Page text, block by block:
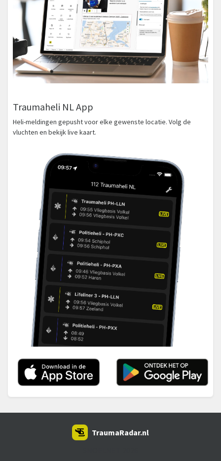
Traumaheli NL App
Heli-meldingen gepusht voor elke gewenste locatie. Volg de
vluchten en bekijk live kaart.
TraumaRadar.nl